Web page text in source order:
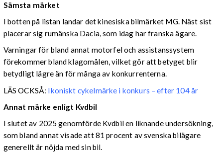
Sämsta märket
I botten på listan landar det kinesiska bilmärket MG. Näst sist
placerar sig rumänska Dacia, som idag har franska ägare.
Varningar för bland annat motorfel och assistanssystem
förekommer bland klagomålen, vilket gör att betyget blir
betydligt lägre än för många av konkurrenterna.
LÄS OCKSÅ: Ikoniskt cykelmärke i konkurs – efter 104 år
Annat märke enligt Kvdbil
I slutet av 2025 genomförde Kvdbil en liknande undersökning,
som bland annat visade att 81 procent av svenska bilägare
generellt är nöjda med sin bil.